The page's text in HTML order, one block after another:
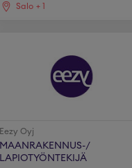
Salo + 1
Eezy Oyj
MAANRAKENNUS-/
LAPIOTYÖNTEKIJÄ